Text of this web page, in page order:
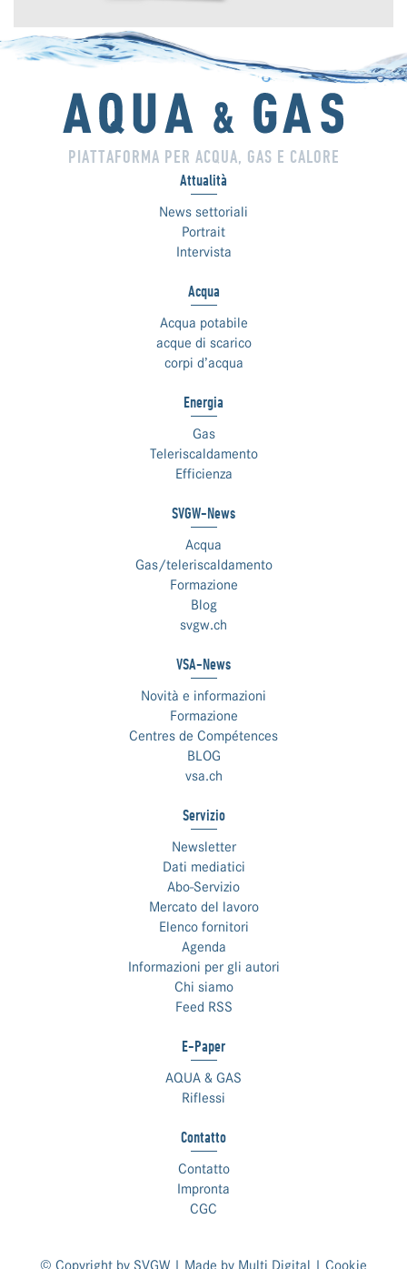
PIATTAFORMA PER ACQUA, GAS E CALORE
Attualità
News settoriali
Portrait
Intervista
Acqua
Acqua potabile
acque di scarico
corpi d’acqua
Energia
Gas
Teleriscaldamento
Efficienza
SVGW-News
Acqua
Gas/teleriscaldamento
Formazione
Blog
svgw.ch
VSA-News
Novità e informazioni
Formazione
Centres de Compétences
BLOG
vsa.ch
Servizio
Newsletter
Dati mediatici
Abo-Servizio
Mercato del lavoro
Elenco fornitori
Agenda
Informazioni per gli autori
Chi siamo
Feed RSS
E-Paper
AQUA & GAS
Riflessi
Contatto
Contatto
Impronta
CGC
© Copyright by SVGW | Made by Multi Digital | Cookie